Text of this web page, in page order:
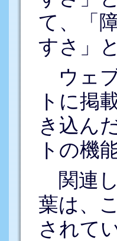
て、「
すさ」
ウェ
トに掲
き込ん
トの機
関連
葉は、
されて